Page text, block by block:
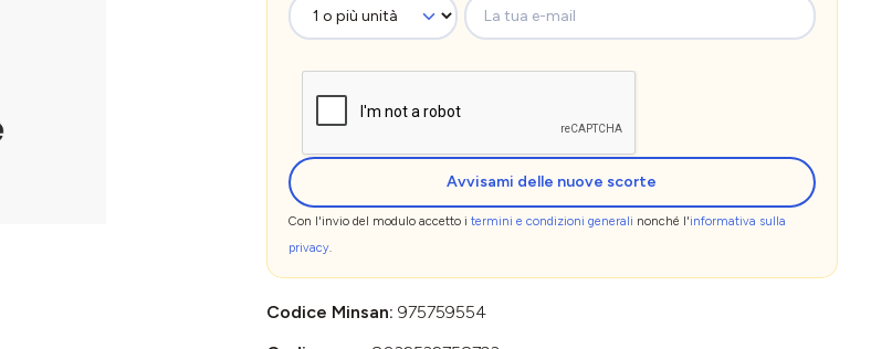
Avvisami delle nuove scorte
Con l'invio del modulo accetto i termini e condizioni generali nonché l'informativa sulla
privacy.
Codice Minsan: 975759554